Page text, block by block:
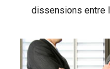
dissensions entre